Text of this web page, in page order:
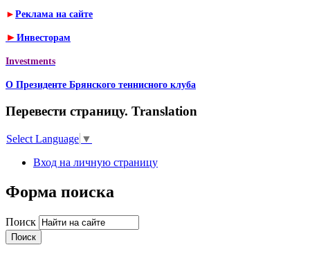
► Реклама на сайте
► Инвесторам
Investments
О Президенте Брянского теннисного клуба
Перевести страницу. Translation
Select Language ▼
Вход на личную страницу
Форма поиска
Поиск